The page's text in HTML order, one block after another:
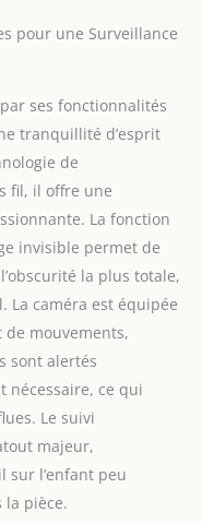
𝐝𝐞𝐬 𝐝𝐨𝐧𝐧é𝐞𝐬
la vie privée est
bebe
totale
technologie
rassurante
actuelles
𝐟𝐢𝐚𝐛𝐥𝐞】L’expérience
qualité du
rapide,
est souligné par
Avec un
de qualité, vous
pour
pour une Surveillance
ses fonctionnalités
tranquillité d’esprit
de
fil, il offre une
La fonction
invisible permet de
la plus totale,
La caméra est équipée
de mouvements,
sont alertés
nécessaire, ce qui
Le suivi
majeur,
l’enfant peu
la pièce.